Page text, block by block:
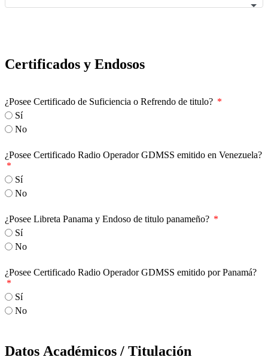
Certificados y Endosos
¿Posee Certificado de Suficiencia o Refrendo de titulo?
Sí
No
¿Posee Certificado Radio Operador GDMSS emitido en Venezuela?
Sí
No
¿Posee Libreta Panama y Endoso de titulo panameño?
Sí
No
¿Posee Certificado Radio Operador GDMSS emitido por Panamá?
Sí
No
Datos Académicos / Titulación